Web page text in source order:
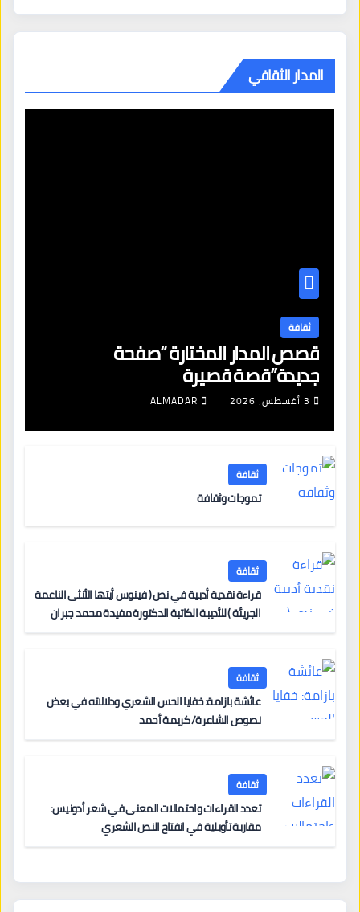
المدار الثقافي
ثقافة
قصص المدار المختارة “صفحة
جديدة”قصة قصيرة
3 أغسطس، 2026 ALMADAR
ثقافة
تموجات وثقافة
ثقافة
قراءة نقدية أدبية في نص ( فينوس أيتها الأنثى الناعمة
الجريئة ) للأديبة الكاتبة الدكتورة مفيدة محمد جبران
ثقافة
عائشة بازامة: خفايا الحس الشعري ودلالاته في بعض
نصوص الشاعرة/ كريمة أحمد
ثقافة
تعدد القراءات واحتمالات المعنى في شعر أدونيس:
مقاربة تأويلية في انفتاح النص الشعري